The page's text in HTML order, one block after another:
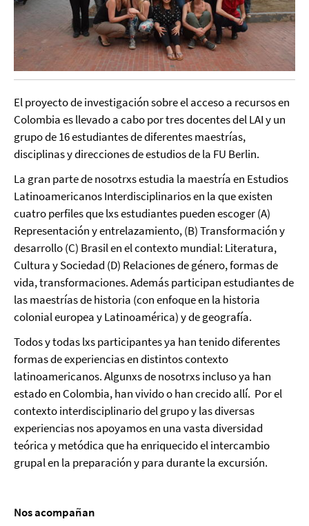
El proyecto de investigación sobre el acceso a recursos en
Colombia es llevado a cabo por tres docentes del LAI y un
grupo de 16 estudiantes de diferentes maestrías,
disciplinas y direcciones de estudios de la FU Berlin.
La gran parte de nosotrxs estudia la maestría en Estudios
Latinoamericanos Interdisciplinarios en la que existen
cuatro perfiles que lxs estudiantes pueden escoger (A)
Representación y entrelazamiento, (B) Transformación y
desarrollo (C) Brasil en el contexto mundial: Literatura,
Cultura y Sociedad (D) Relaciones de género, formas de
vida, transformaciones. Además participan estudiantes de
las maestrías de historia (con enfoque en la historia
colonial europea y Latinoamérica) y de geografía.
Todos y todas lxs participantes ya han tenido diferentes
formas de experiencias en distintos contexto
latinoamericanos. Algunxs de nosotrxs incluso ya han
estado en Colombia, han vivido o han crecido allí. Por el
contexto interdisciplinario del grupo y las diversas
experiencias nos apoyamos en una vasta diversidad
teórica y metódica que ha enriquecido el intercambio
grupal en la preparación y para durante la excursión.
Nos acompañan